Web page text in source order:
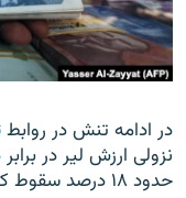
در ادامه تنش در روابط
نزولی ارزش لیر در
حدود ۱۸ درصد سقوط کرد.